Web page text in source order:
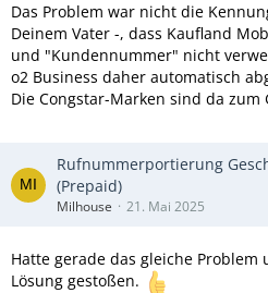
Das Problem war nicht die
Deinem Vater -, dass Kaufland
und "Kundennummer" nicht
o2 Business daher automatisch
Die Congstar-Marken sind da zum
Rufnummerportierung
(Prepaid)
Milhouse 21. Mai 2025
Hatte gerade das gleiche
Lösung gestoßen.